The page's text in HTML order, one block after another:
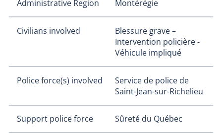
Administrative Region Montérégie
Civilians involved
Blessure grave –
Intervention policière -
Véhicule impliqué
Police force(s) involved
Service de police de
Saint-Jean-sur-Richelieu
Support police force Sûreté du Québec